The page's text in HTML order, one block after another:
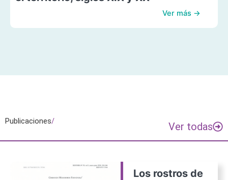
Ver más →
Publicaciones/ Ver todas
Los rostros de